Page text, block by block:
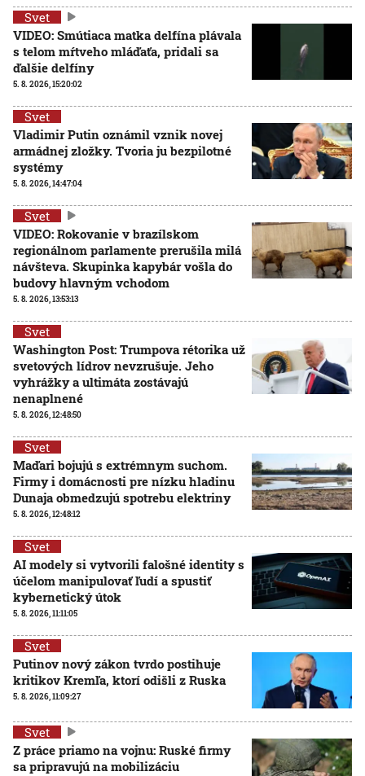
Svet
VIDEO: Smútiaca matka delfína plávala
s telom mŕtveho mláďaťa, pridali sa
ďalšie delfíny
5. 8. 2026, 15:20:02
Svet
Vladimir Putin oznámil vznik novej
armádnej zložky. Tvoria ju bezpilotné
systémy
5. 8. 2026, 14:47:04
Svet
VIDEO: Rokovanie v brazílskom
regionálnom parlamente prerušila milá
návšteva. Skupinka kapybár vošla do
budovy hlavným vchodom
5. 8. 2026, 13:53:13
Svet
Washington Post: Trumpova rétorika už
svetových lídrov nevzrušuje. Jeho
vyhrážky a ultimáta zostávajú
nenaplnené
5. 8. 2026, 12:48:50
Svet
Maďari bojujú s extrémnym suchom.
Firmy i domácnosti pre nízku hladinu
Dunaja obmedzujú spotrebu elektriny
5. 8. 2026, 12:48:12
Svet
AI modely si vytvorili falošné identity s
účelom manipulovať ľudí a spustiť
kybernetický útok
5. 8. 2026, 11:11:05
Svet
Putinov nový zákon tvrdo postihuje
kritikov Kremľa, ktorí odišli z Ruska
5. 8. 2026, 11:09:27
Svet
Z práce priamo na vojnu: Ruské firmy
sa pripravujú na mobilizáciu